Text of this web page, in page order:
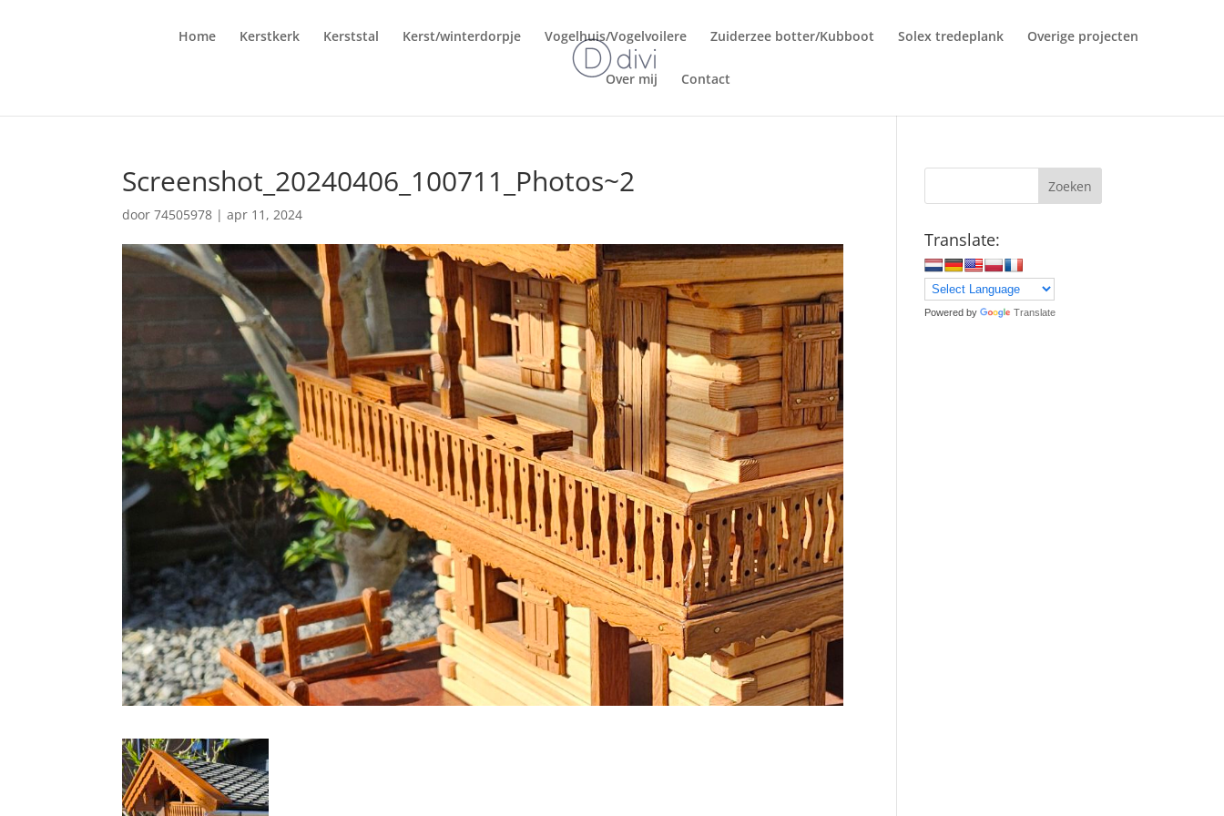
Home Kerstkerk Kerststal Kerst/winterdorpje Vogelhuis/Vogelvoilere Zuiderzee botter/Kubboot Solex tredeplank Overige projecten
Over mij Contact
Screenshot_20240406_100711_Photos~2
door74505978 |apr 11, 2024
Zoeken
Translate:
Powered by Translate